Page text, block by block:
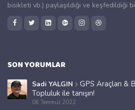
bisikleti vb.) paylaşıldığı ve keşfedildiği
SON YORUMLAR
Sadi YALGIN
GPS Araçları &
Topluluk ile tanışın!
06 Temmuz 2022